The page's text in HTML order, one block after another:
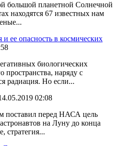
большой планетной Солнечной
находятся 67 известных нам
ее опасность в космических
биологических
пространства, наряду с
радиация. Но если...
02:08
поставил перед НАСА цель
на Луну до конца
стратегия...